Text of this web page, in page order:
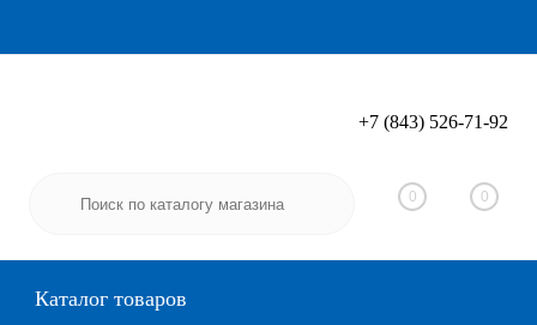
Вход Регистрация
+7 (843) 526-71-92
0 0
Каталог товаров